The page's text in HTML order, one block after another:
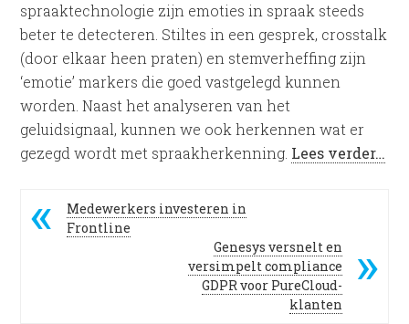
spraaktechnologie zijn emoties in spraak steeds
beter te detecteren. Stiltes in een gesprek, crosstalk
(door elkaar heen praten) en stemverheffing zijn
‘emotie’ markers die goed vastgelegd kunnen
worden. Naast het analyseren van het
geluidsignaal, kunnen we ook herkennen wat er
gezegd wordt met spraakherkenning. Lees verder…
Medewerkers investeren in
Frontline
Genesys versnelt en
versimpelt compliance
GDPR voor PureCloud-
klanten